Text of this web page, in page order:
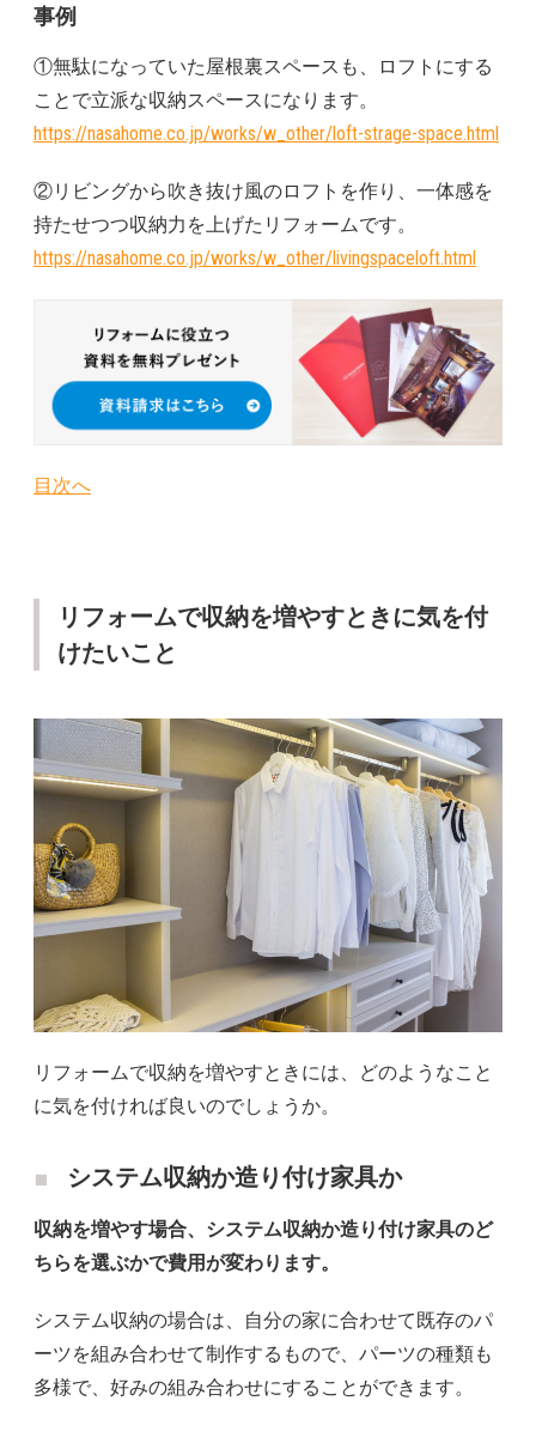
事例
①無駄になっていた屋根裏スペースも、ロフトにする
ことで立派な収納スペースになります。
https://nasahome.co.jp/works/w_other/loft-strage-space.html
②リビングから吹き抜け風のロフトを作り、一体感を
持たせつつ収納力を上げたリフォームです。
https://nasahome.co.jp/works/w_other/livingspaceloft.html
目次へ
リフォームで収納を増やすときに気を付
けたいこと
リフォームで収納を増やすときには、どのようなこと
に気を付ければ良いのでしょうか。
システム収納か造り付け家具か
収納を増やす場合、システム収納か造り付け家具のど
ちらを選ぶかで費用が変わります。
システム収納の場合は、自分の家に合わせて既存のパ
ーツを組み合わせて制作するもので、パーツの種類も
多様で、好みの組み合わせにすることができます。